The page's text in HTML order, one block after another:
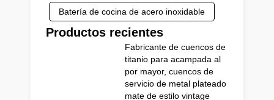
Batería de cocina de acero inoxidable
Productos recientes
Fabricante de cuencos de
titanio para acampada al
por mayor, cuencos de
servicio de metal plateado
mate de estilo vintage